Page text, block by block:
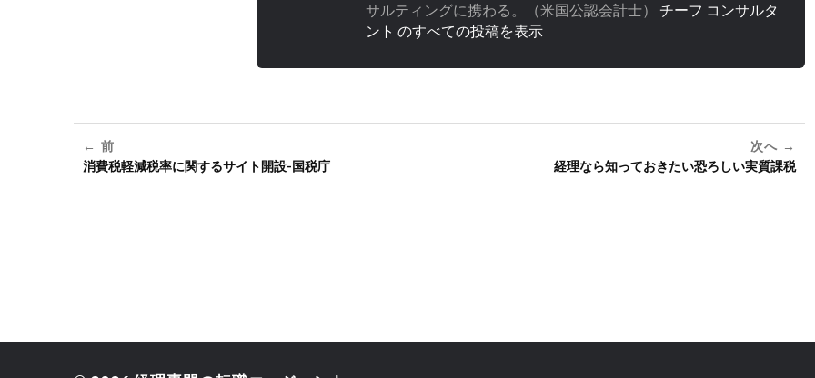
サルティングに携わる。（米国公認会計士） チーフ コンサルタ
ント のすべての投稿を表示
前
消費税軽減税率に関するサイト開設-国税庁
次へ
経理なら知っておきたい恐ろしい実質課税